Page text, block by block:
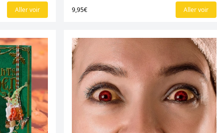
Aller voir 9,95€ Aller voir